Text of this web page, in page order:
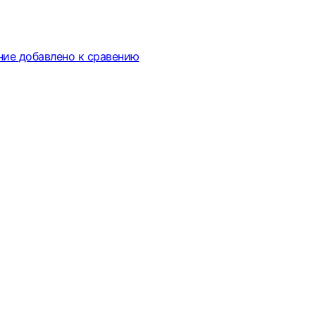
добавлено к сравению